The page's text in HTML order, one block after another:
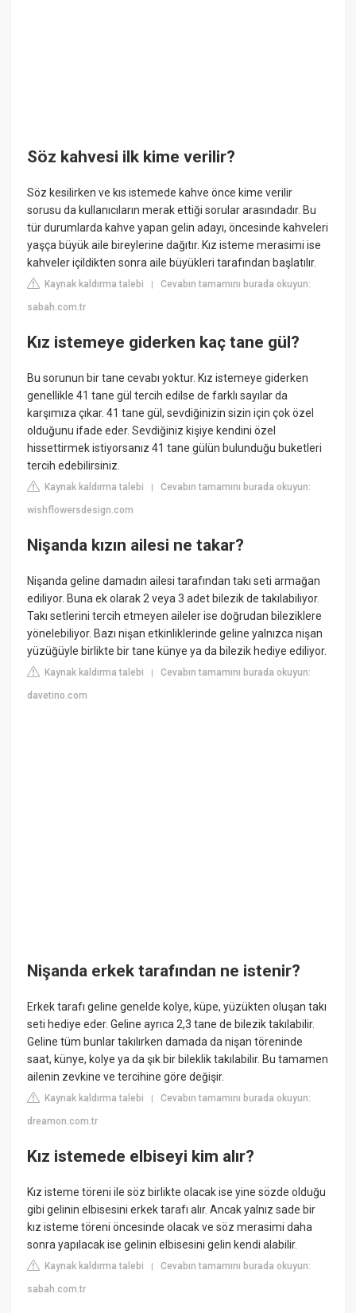
Söz kahvesi ilk kime verilir?
Söz kesilirken ve kıs istemede kahve önce kime verilir
sorusu da kullanıcıların merak ettiği sorular arasındadır. Bu
tür durumlarda kahve yapan gelin adayı, öncesinde kahveleri
yaşça büyük aile bireylerine dağıtır. Kız isteme merasimi ise
kahveler içildikten sonra aile büyükleri tarafından başlatılır.
Kaynak kaldırma talebi |Cevabın tamamını burada okuyun:
sabah.com.tr
Kız istemeye giderken kaç tane gül?
Bu sorunun bir tane cevabı yoktur. Kız istemeye giderken
genellikle 41 tane gül tercih edilse de farklı sayılar da
karşımıza çıkar. 41 tane gül, sevdiğinizin sizin için çok özel
olduğunu ifade eder. Sevdiğiniz kişiye kendini özel
hissettirmek istiyorsanız 41 tane gülün bulunduğu buketleri
tercih edebilirsiniz.
Kaynak kaldırma talebi |Cevabın tamamını burada okuyun:
wishflowersdesign.com
Nişanda kızın ailesi ne takar?
Nişanda geline damadın ailesi tarafından takı seti armağan
ediliyor. Buna ek olarak 2 veya 3 adet bilezik de takılabiliyor.
Takı setlerini tercih etmeyen aileler ise doğrudan bileziklere
yönelebiliyor. Bazı nişan etkinliklerinde geline yalnızca nişan
yüzüğüyle birlikte bir tane künye ya da bilezik hediye ediliyor.
Kaynak kaldırma talebi |Cevabın tamamını burada okuyun:
davetino.com
Nişanda erkek tarafından ne istenir?
Erkek tarafı geline genelde kolye, küpe, yüzükten oluşan takı
seti hediye eder. Geline ayrıca 2,3 tane de bilezik takılabilir.
Geline tüm bunlar takılırken damada da nişan töreninde
saat, künye, kolye ya da şık bir bileklik takılabilir. Bu tamamen
ailenin zevkine ve tercihine göre değişir.
Kaynak kaldırma talebi |Cevabın tamamını burada okuyun:
dreamon.com.tr
Kız istemede elbiseyi kim alır?
Kız isteme töreni ile söz birlikte olacak ise yine sözde olduğu
gibi gelinin elbisesini erkek tarafı alır. Ancak yalnız sade bir
kız isteme töreni öncesinde olacak ve söz merasimi daha
sonra yapılacak ise gelinin elbisesini gelin kendi alabilir.
Kaynak kaldırma talebi |Cevabın tamamını burada okuyun:
sabah.com.tr